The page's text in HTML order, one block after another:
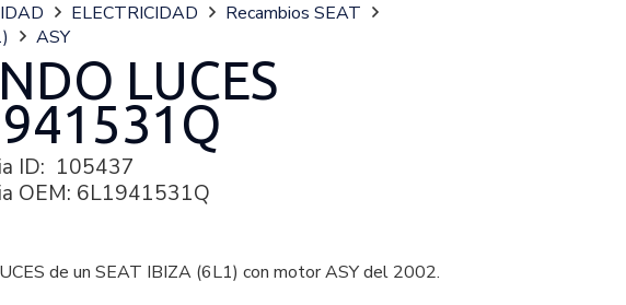
ELECTRICIDAD
Recambios SEAT
ASY
LUCES
ID: 105437
OEM: 6L1941531Q
de un SEAT IBIZA (6L1) con motor ASY del 2002.